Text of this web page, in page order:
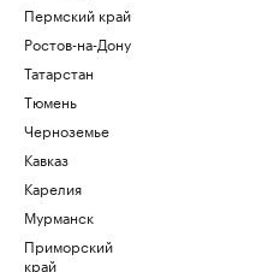
Пермский край
Ростов-на-Дону
Татарстан
Тюмень
Черноземье
Кавказ
Карелия
Мурманск
Приморский
край